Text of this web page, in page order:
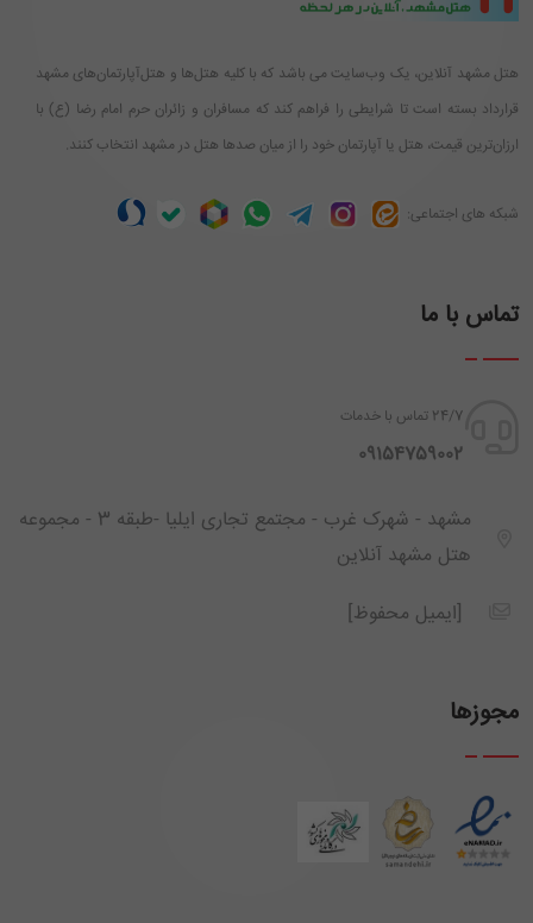
هتل مشهد آنلاین، یک وب‌سایت می باشد که با کلیه هتل‌ها و هتل‌آپارتمان‌های مشهد
قرارداد بسته است تا شرایطی را فراهم کند که مسافران و زائران حرم امام رضا (ع) با
ارزان‌ترین قیمت، هتل یا آپارتمان خود را از میان صدها هتل در مشهد انتخاب کنند.
شبکه های اجتماعی:
تماس با ما
24/7 تماس با خدمات
‪ 09154759002
مشهد - شهرک غرب - مجتمع تجاری ایلیا -طبقه 3 - مجموعه
هتل مشهد آنلاین
[ایمیل محفوظ]
مجوزها